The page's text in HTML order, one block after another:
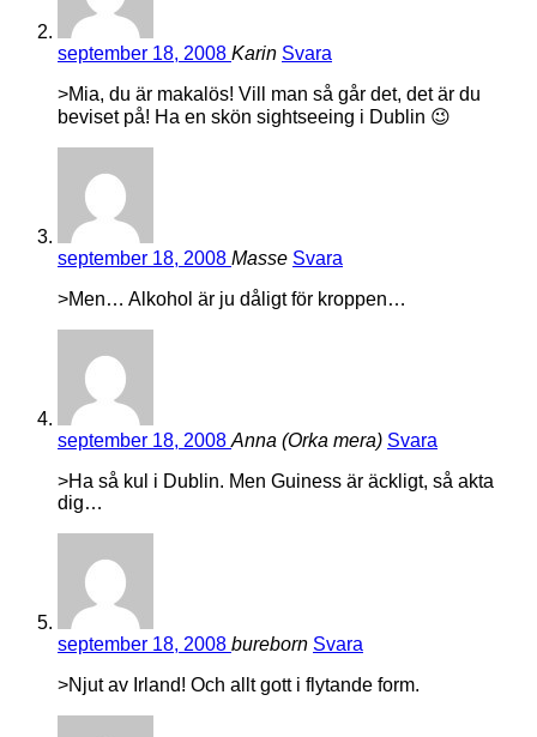
september 18, 2008 Karin Svara
>Mia, du är makalös! Vill man så går det, det är du
beviset på! Ha en skön sightseeing i Dublin 😉
september 18, 2008 Masse Svara
>Men… Alkohol är ju dåligt för kroppen…
september 18, 2008 Anna (Orka mera) Svara
>Ha så kul i Dublin. Men Guiness är äckligt, så akta
dig…
september 18, 2008 bureborn Svara
>Njut av Irland! Och allt gott i flytande form.